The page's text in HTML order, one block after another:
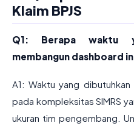
Klaim BPJS
Q1: Berapa waktu
membangun dashboard
A1: Waktu yang
pada kompleksitas SIMRS
ukuran tim pengembang.